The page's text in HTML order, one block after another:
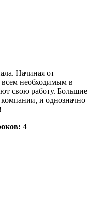
Начиная от
всем необходимым в
свою работу. Большие
и однозначно
4